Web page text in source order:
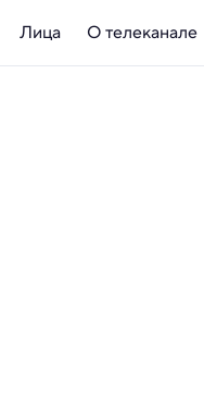
Лица О телеканале